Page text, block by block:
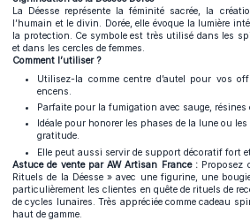
La Déesse représente la féminité sacrée, la
l’humain et le divin. Dorée, elle évoque la lumière
la protection. Ce symbole est très utilisé dans les
et dans les cercles de femmes.
Comment l’utiliser ?
Utilisez-la comme centre d’autel pour vos
encens.
Parfaite pour la fumigation avec sauge,
Idéale pour honorer les phases de la lune ou
gratitude.
Elle peut aussi servir de support décoratif fort
Astuce de vente par AW Artisan France : Proposez
Rituels de la Déesse » avec une figurine, une
particulièrement les clientes en quête de rituels de
de cycles lunaires. Très appréciée comme cadeau
haut de gamme.